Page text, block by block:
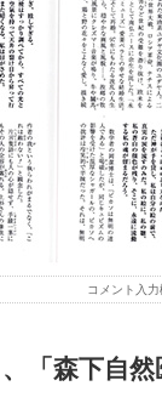
コメント入力
、「森下自